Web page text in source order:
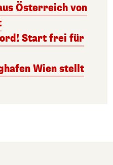
Österreich von
Start frei für
Wien stellt